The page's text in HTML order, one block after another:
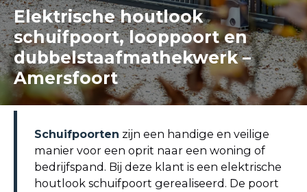
Elektrische houtlook
schuifpoort, looppoort en
dubbelstaafmathekwerk –
Amersfoort
Schuifpoorten zijn een handige en veilige
manier voor een oprit naar een woning of
bedrijfspand. Bij deze klant is een elektrische
houtlook schuifpoort gerealiseerd. De poort